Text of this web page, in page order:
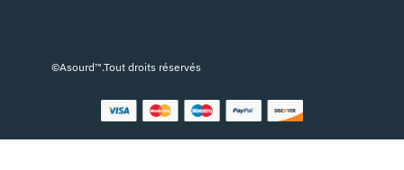
©Asourd™.Tout droits réservés